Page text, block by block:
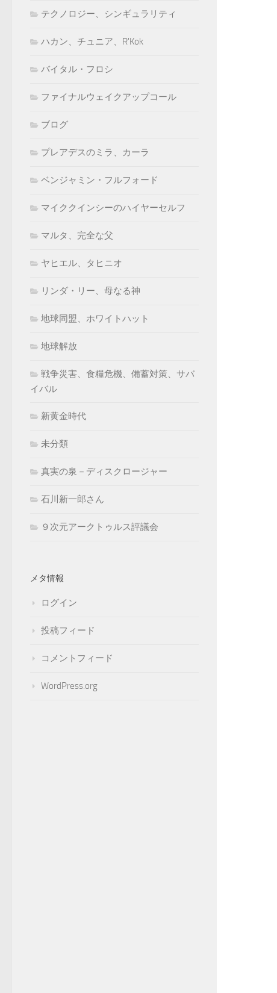
テクノロジー、シンギュラリティ
ハカン、チュニア、R'Kok
バイタル・フロシ
ファイナルウェイクアップコール
ブログ
プレアデスのミラ、カーラ
ベンジャミン・フルフォード
マイククインシーのハイヤーセルフ
マルタ、完全な父
ヤヒエル、タヒニオ
リンダ・リー、母なる神
地球同盟、ホワイトハット
地球解放
戦争災害、食糧危機、備蓄対策、サバ
イバル
新黄金時代
未分類
真実の泉－ディスクロージャー
石川新一郎さん
９次元アークトゥルス評議会
メタ情報
ログイン
投稿フィード
コメントフィード
WordPress.org